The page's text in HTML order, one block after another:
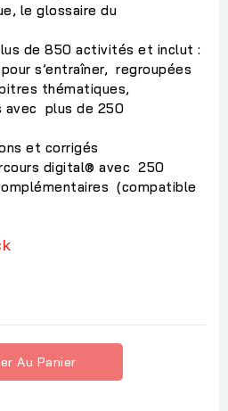
le glossaire du
de 850 activités et inclut :
s’entraîner, regroupées
thématiques,
avec plus de 250
et corrigés
digital® avec 250
(compatible
Au Panier